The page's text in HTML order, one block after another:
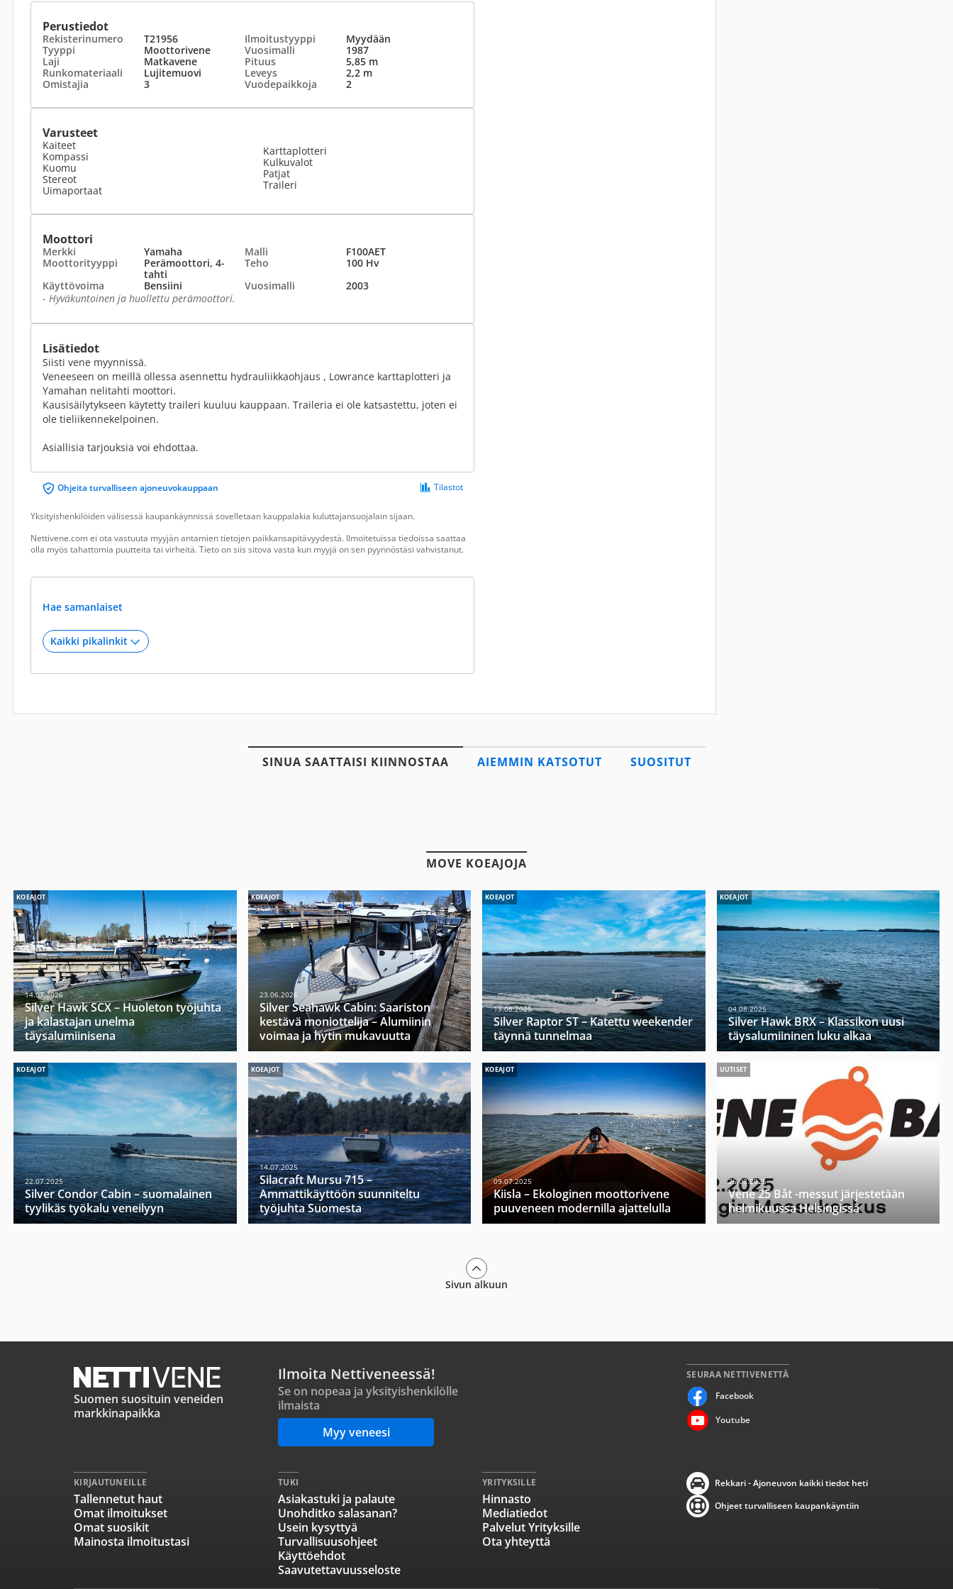
Perustiedot
Rekisterinumero T21956 Ilmoitustyyppi
Myydään
Tyyppi
Moottorivene Vuosimalli
1987
Laji
Matkavene Pituus
5,85 m
Runkomateriaali
Lujitemuovi Leveys
2,2 m
Omistajia
3 Vuodepaikkoja 2
Varusteet
Kaiteet
Kompassi
Kuomu
Stereot
Uimaportaat
Karttaplotteri
Kulkuvalot
Patjat
Traileri
Moottori
Merkki Yamaha Malli
F100AET
Moottorityyppi
Perämoottori, 4-
tahti
Teho
100 Hv
Käyttövoima
Bensiini Vuosimalli
2003
- Hyväkuntoinen ja huollettu perämoottori.
Lisätiedot
Siisti vene myynnissä.
Veneeseen on meillä ollessa asennettu hydrauliikkaohjaus , Lowrance karttaplotteri ja
Yamahan nelitahti moottori.
Kausisäilytykseen käytetty traileri kuuluu kauppaan. Traileria ei ole katsastettu, joten ei
ole tieliikennekelpoinen.
Asiallisia tarjouksia voi ehdottaa.
Ohjeita turvalliseen ajoneuvokauppaan Tilastot
Yksityishenkilöiden välisessä kaupankäynnissä sovelletaan kauppalakia kuluttajansuojalain sijaan.
Nettivene.com ei ota vastuuta myyjän antamien tietojen paikkansapitävyydestä. Ilmoitetuissa tiedoissa saattaa
olla myös tahattomia puutteita tai virheitä. Tieto on siis sitova vasta kun myyjä on sen pyynnöstäsi vahvistanut.
Hae samanlaiset
SINUA SAATTAISI KIINNOSTAA AIEMMIN KATSOTUT SUOSITUT
MOVE KOEAJOJA
KOEAJOT
14.07.2026
Silver Hawk SCX – Huoleton työjuhta
ja kalastajan unelma
täysalumiinisena
KOEAJOT
23.06.2026
Silver Seahawk Cabin: Saariston
kestävä moniottelija – Alumiinin
voimaa ja hytin mukavuutta
KOEAJOT
13.08.2025
Silver Raptor ST – Katettu weekender
täynnä tunnelmaa
KOEAJOT
04.08.2025
Silver Hawk BRX – Klassikon uusi
täysalumiininen luku alkaa
KOEAJOT
22.07.2025
Silver Condor Cabin – suomalainen
tyylikäs työkalu veneilyyn
KOEAJOT
14.07.2025
Silacraft Mursu 715 –
Ammattikäyttöön suunniteltu
työjuhta Suomesta
KOEAJOT
09.07.2025
Kiisla – Ekologinen moottorivene
puuveneen modernilla ajattelulla
UUTISET
26.03.2025
Vene 25 Båt -messut järjestetään
helmikuussa Helsingissä
Sivun alkuun
Suomen suosituin veneiden
markkinapaikka
Ilmoita Nettiveneessä!
Se on nopeaa ja yksityishenkilölle
ilmaista
Myy veneesi
SEURAA NETTIVENETTÄ
Facebook
Youtube
KIRJAUTUNEILLE
Tallennetut haut
Omat ilmoitukset
Omat suosikit
Mainosta ilmoitustasi
TUKI
Asiakastuki ja palaute
Unohditko salasanan?
Usein kysyttyä
Turvallisuusohjeet
Käyttöehdot
Saavutettavuusseloste
YRITYKSILLE
Hinnasto
Mediatiedot
Palvelut Yrityksille
Ota yhteyttä
Rekkari - Ajoneuvon kaikki tiedot heti
Ohjeet turvalliseen kaupankäyntiin